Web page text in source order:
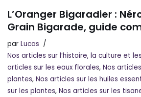
L’Oranger Bigaradier :
Grain Bigarade, guide
par Lucas
Nos articles sur l’histoire, la culture et
articles sur les eaux florales, Nos
plantes, Nos articles sur les huiles
sur les plantes, Nos articles sur les